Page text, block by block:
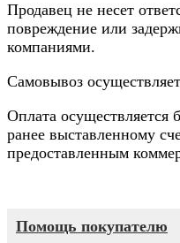
Продавец не несет
повреждение или
компаниями.
Самовывоз
Оплата осуществляется
ранее выставленному
предоставленным
Помощь покупателю